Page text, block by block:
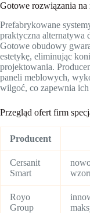
Gotowe rozwiązania na
Prefabrykowane
praktyczna alternatywa
Gotowe obudowy
estetykę, eliminując
projektowania.
paneli meblowych,
wilgoć, co zapewnia ich
Przegląd ofert firm
Producent
Cersanit
Smart
Royo
Group